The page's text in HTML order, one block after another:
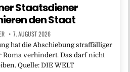
Staatsdiener
den Staat
7. AUGUST 2026
hat die Abschiebung straffälliger
Roma verhindert. Das darf nicht
Quelle: DIE WELT